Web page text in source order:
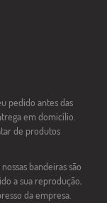
pedido antes das
em domicílio.
de produtos
bandeiras são
a sua reprodução,
da empresa.